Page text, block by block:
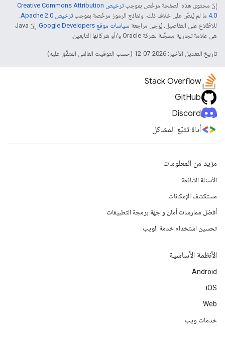
إنّ محتوى هذه الصفحة مرخّص بموجب
ترخيص Creative Commons Attribution
4.0‏ ما لم يُنصّ على خلاف ذلك، ونماذج الرموز مرخّصة بموجبترخيص Apache 2.0‏
.
للاطّلاع على التفاصيل، يُرجى مراجعة سياسات موقع Google Developers‏
. إنّ Java
هي علامة تجارية مسجَّلة لشركة Oracle و/أو شركائها التابعين.
تاريخ التعديل الأخير: 2026-07-12 (حسب التوقيت العالمي المتفَّق عليه)
Stack Overflow
GitHub
Discord
أداة تتبّع المشاكل
مزيد من المعلومات
الأسئلة الشائعة
مستكشف الإمكانات
أفضل ممارسات أمان واجهة برمجة التطبيقات
تحسين استخدام خدمة الويب
الأنظمة الأساسية
Android
iOS
Web
خدمات ويب